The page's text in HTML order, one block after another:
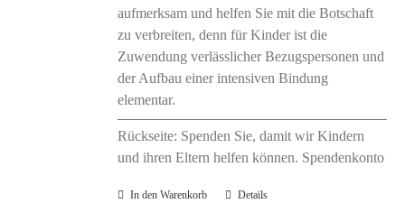
aufmerksam und helfen Sie mit die Botschaft
zu verbreiten, denn für Kinder ist die
Zuwendung verlässlicher Bezugspersonen und
der Aufbau einer intensiven Bindung
elementar.
Rückseite: Spenden Sie, damit wir Kindern
und ihren Eltern helfen können. Spendenkonto
In den Warenkorb Details